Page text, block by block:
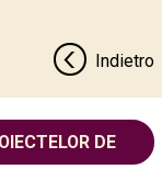
Indietro
DE